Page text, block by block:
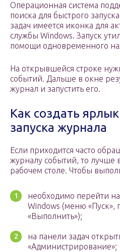
Операционная система
поиска для быстрого
задач имеется иконка для
службы Windows. Запуск
помощи одновременного
На открывшейся строке
событий. Дальше в окне
журнал и запустить его.
Как создать
запуска журнала
Если приходится часто
журналу событий, то лучше
рабочем столе. Чтобы
необходимо перейти
Windows (меню «Пуск»,
«Выполнить»);
на панели задач
«Администрирование»;